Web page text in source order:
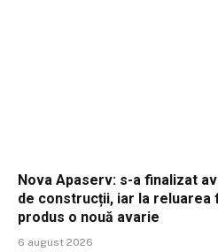
Nova Apaserv: s-a finalizat
de construcții, iar la reluarea
produs o nouă avarie
6 august 2026